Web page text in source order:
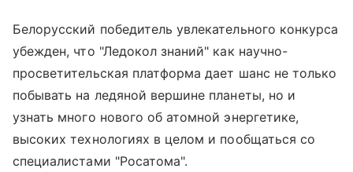
Белорусский победитель увлекательного конкурса
убежден, что "Ледокол знаний" как научно-
просветительская платформа дает шанс не только
побывать на ледяной вершине планеты, но и
узнать много нового об атомной энергетике,
высоких технологиях в целом и пообщаться со
специалистами "Росатома".